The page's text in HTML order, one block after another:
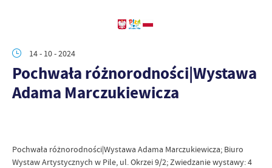
14 - 10 - 2024
Pochwała różnorodności|Wystawa
Adama Marczukiewicza
Pochwała różnorodności|Wystawa Adama Marczukiewicza; Biuro
Wystaw Artystycznych w Pile, ul. Okrzei 9/2; Zwiedzanie wystawy: 4